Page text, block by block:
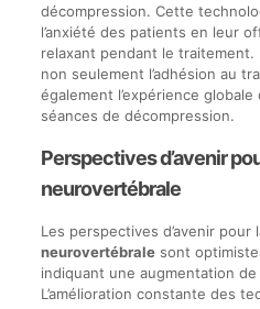
décompression. Cette
l’anxiété des patients en leur
relaxant pendant le
non seulement l’adhésion au
également l’expérience
séances de décompression.
Perspectives d’avenir
neurovertébrale
Les perspectives d’avenir pour
neurovertébralesont
indiquant une augmentation de
L’amélioration constante des